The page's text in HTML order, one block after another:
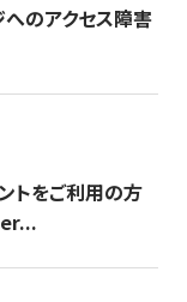
のアクセス障害
トをご利用の方